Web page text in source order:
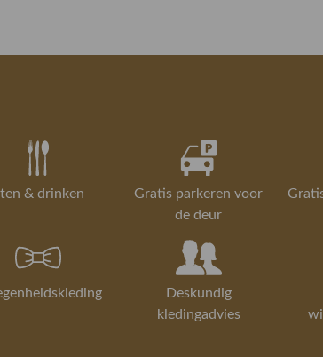
& drinken
Gratis parkeren voor
de deur
Deskundig
kledingadvies